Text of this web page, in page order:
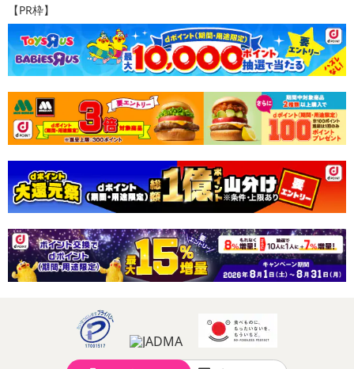
【PR枠】